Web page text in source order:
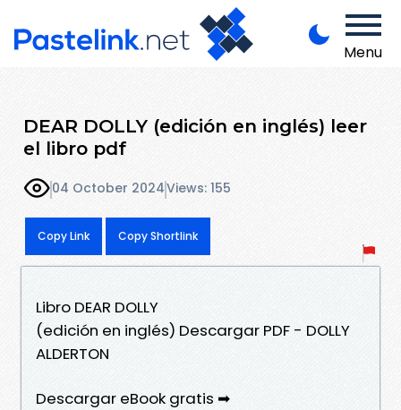
Menu
DEAR DOLLY (edición en inglés) leer
el libro pdf
04 October 2024Views: 155
Copy Link Copy Shortlink
Libro DEAR DOLLY
(edición en inglés) Descargar PDF - DOLLY
ALDERTON
Descargar eBook gratis ➡